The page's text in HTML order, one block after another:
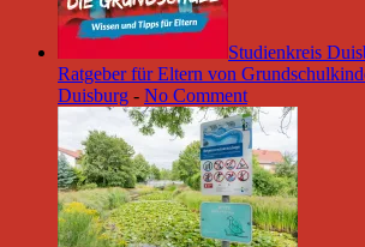
Studienkreis
Ratgeber für Eltern von
Duisburg - No Comment